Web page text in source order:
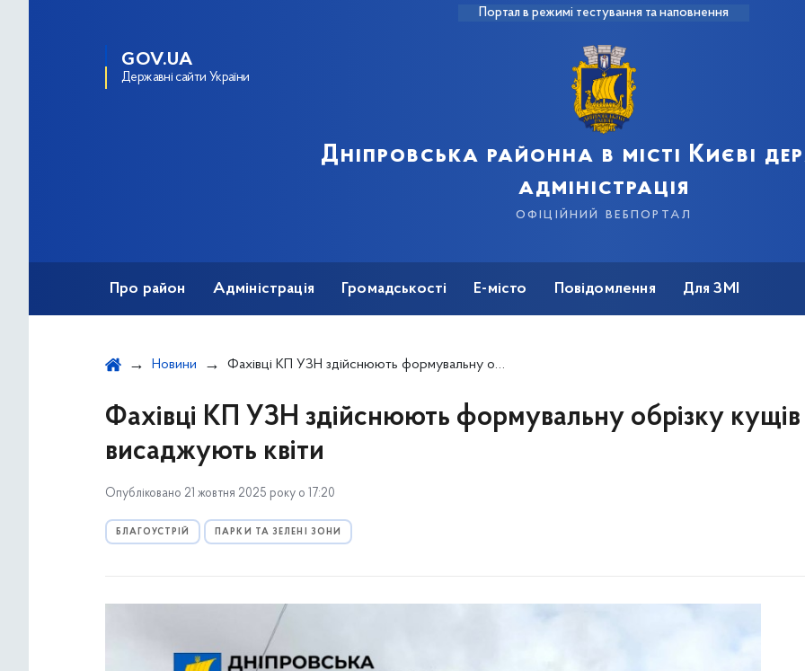
Портал в режимі тестування та наповнення
GOV.UA
Державні сайти України
Дніпровська районна в місті Києві
адміністрація
офіційний вебпортал
Про район Адміністрація Громадськості Е-місто Повідомлення Для ЗМІ
Новини Фахівці КП УЗН здійснюють формувальну обрізку кущів та висаджують квіти
Фахівці КП УЗН здійснюють формувальну обрізку кущів
висаджують квіти
Опубліковано 21 жовтня 2025 року о 17:20
БЛАГОУСТРІЙ ПАРКИ ТА ЗЕЛЕНІ ЗОНИ